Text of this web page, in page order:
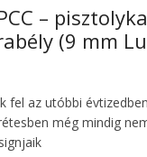
–
(9 mm
fel az utóbbi
még mindig